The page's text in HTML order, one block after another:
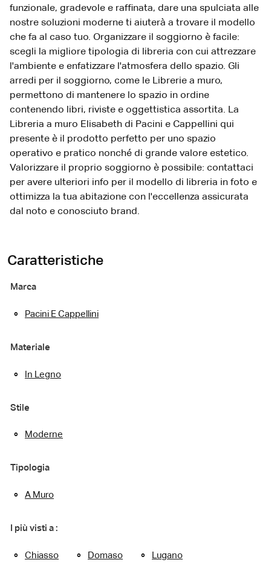
funzionale, gradevole e raffinata, dare una spulciata alle
nostre soluzioni moderne ti aiuterà a trovare il modello
che fa al caso tuo. Organizzare il soggiorno è facile:
scegli la migliore tipologia di libreria con cui attrezzare
l'ambiente e enfatizzare l'atmosfera dello spazio. Gli
arredi per il soggiorno, come le Librerie a muro,
permettono di mantenere lo spazio in ordine
contenendo libri, riviste e oggettistica assortita. La
Libreria a muro Elisabeth di Pacini e Cappellini qui
presente è il prodotto perfetto per uno spazio
operativo e pratico nonché di grande valore estetico.
Valorizzare il proprio soggiorno è possibile: contattaci
per avere ulteriori info per il modello di libreria in foto e
ottimizza la tua abitazione con l'eccellenza assicurata
dal noto e conosciuto brand.
Caratteristiche
Marca
Pacini E Cappellini
Materiale
In Legno
Stile
Moderne
Tipologia
A Muro
I più visti a :
Chiasso Domaso Lugano